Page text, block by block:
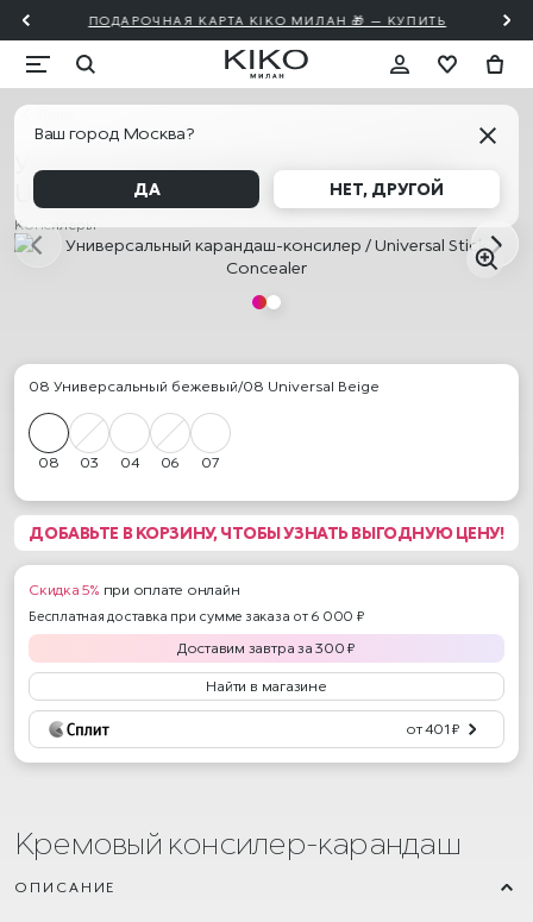
ПОДАРОЧНАЯ КАРТА KIKO МИЛАН 🎁 — КУПИТЬ
Ваш город Москва?
ДА НЕТ, ДРУГОЙ
Универсальный карандаш-консилер /
Universal Stick Concealer
Консилеры
08 Универсальный бежевый/08 Universal Beige
08 03 04 06 07
ДОБАВЬТЕ В КОРЗИНУ, ЧТОБЫ УЗНАТЬ ВЫГОДНУЮ ЦЕНУ!
Скидка 5% при оплате онлайн
Бесплатная доставка при сумме заказа от 6 000 ₽
Доставим завтра за300 ₽
Найти в магазине
от 401 ₽
Кремовый консилер-карандаш
ОПИСАНИЕ